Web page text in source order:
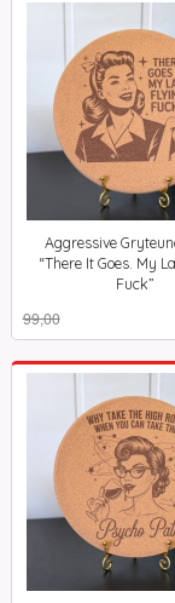
Aggressive
“There It Goes. My
Fuck”
99,00
mva.